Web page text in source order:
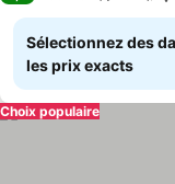
Sélectionnez des
les prix exacts
Choix populaire